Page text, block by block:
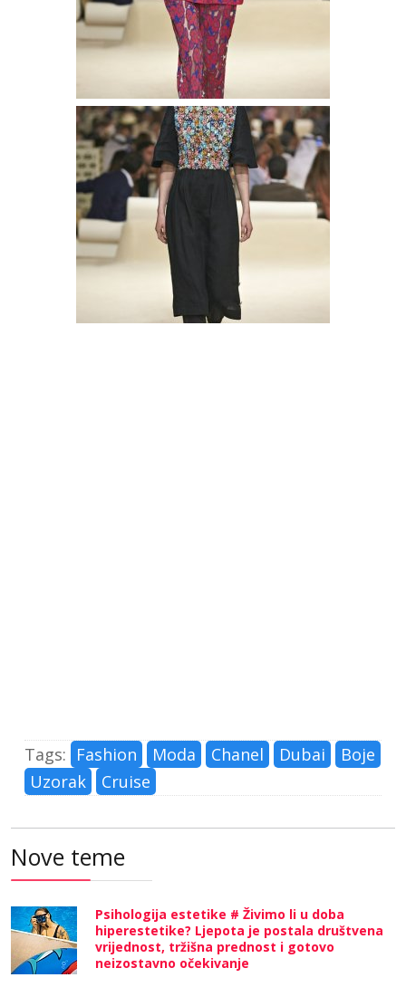
Tags: Fashion Moda Chanel Dubai
Boje
Uzorak
Cruise
Nove teme
Psihologija estetike # Živimo li u doba
hiperestetike? Ljepota je postala društvena
vrijednost, tržišna prednost i gotovo
neizostavno očekivanje